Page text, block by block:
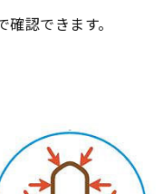
認できます。